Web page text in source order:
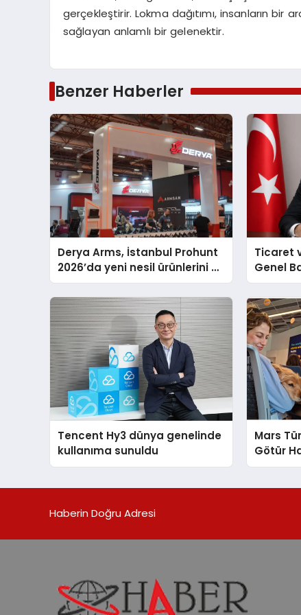
gerçekleştirir. Lokma dağıtımı, insanların bir
sağlayan anlamlı bir gelenektir.
Benzer Haberler
Derya Arms, İstanbul Prohunt
2026’da yeni nesil ürünlerini ve
global marka vizyonunu
sergiledi
Ticaret
Genel
Ulutaş,
Tencent Hy3 dünya genelinde
kullanıma sunuldu
Mars
Götür
Haberin Doğru Adresi